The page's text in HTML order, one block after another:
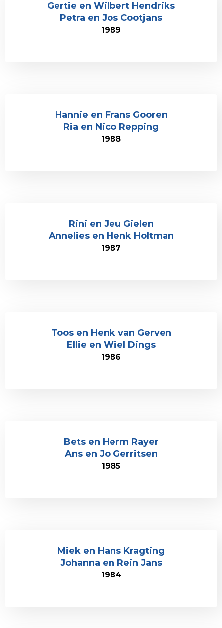
Gertie en Wilbert Hendriks
Petra en Jos Cootjans
1989
Hannie en Frans Gooren
Ria en Nico Repping
1988
Rini en Jeu Gielen
Annelies en Henk Holtman
1987
Toos en Henk van Gerven
Ellie en Wiel Dings
1986
Bets en Herm Rayer
Ans en Jo Gerritsen
1985
Miek en Hans Kragting
Johanna en Rein Jans
1984